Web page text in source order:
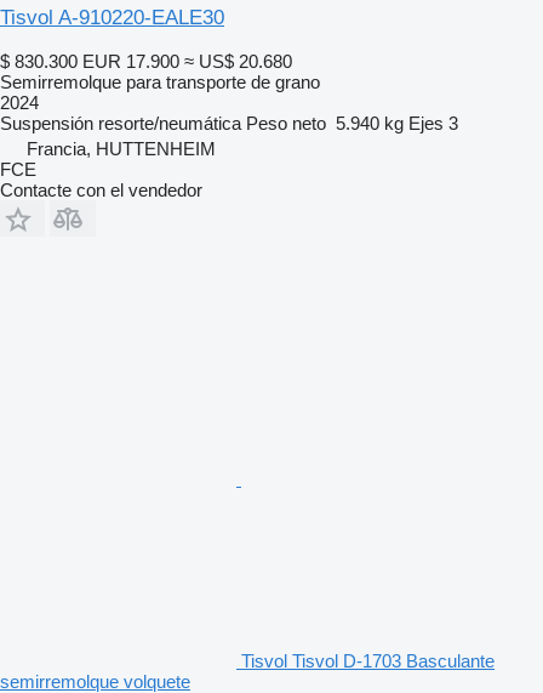
Tisvol A-910220-EALE30
$ 830.300 EUR 17.900 ≈ US$ 20.680
Semirremolque para transporte de grano
2024
Suspensión resorte/neumática Peso neto 5.940 kg Ejes 3
Francia, HUTTENHEIM
FCE
Contacte con el vendedor
Tisvol Tisvol D-1703 Basculante
semirremolque volquete